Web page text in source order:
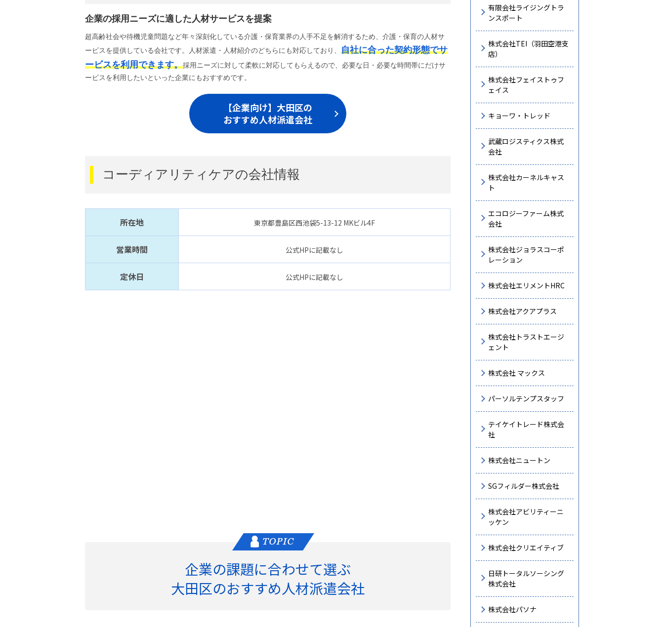
企業の採用ニーズに適した人材サービスを提案
超高齢社会や待機児童問題など年々深刻化している介護・保育業界の人手不足を解消するため、介護・保育の人材サ
ービスを提供している会社です。人材派遣・人材紹介のどちらにも対応しており、 自社に合った契約形態でサ
ービスを利用できます。採用ニーズに対して柔軟に対応してもらえるので、必要な日・必要な時間帯にだけサ
ービスを利用したいといった企業にもおすすめです。
【企業向け】大田区の
おすすめ人材派遣会社
コーディアリティケアの会社情報
所在地 東京都豊島区西池袋5-13-12 MKビル4F
営業時間 公式HPに記載なし
定休日 公式HPに記載なし
企業の課題に合わせて選ぶ
大田区のおすすめ人材派遣会社
有限会社ライジングトラ
ンスポート
株式会社TEI（羽田空港支
店）
株式会社フェイストゥフ
ェイス
キョーワ・トレッド
武蔵ロジスティクス株式
会社
株式会社カーネルキャス
ト
エコロジーファーム株式
会社
株式会社ジョラスコーポ
レーション
株式会社エリメントHRC
株式会社アクアプラス
株式会社トラストエージ
ェント
株式会社 マックス
パーソルテンプスタッフ
テイケイトレード株式会
社
株式会社ニュートン
SGフィルダー株式会社
株式会社アビリティーニ
ッケン
株式会社クリエイティブ
日研トータルソーシング
株式会社
株式会社パソナ